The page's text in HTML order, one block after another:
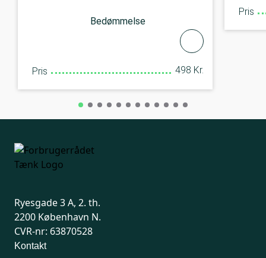
Bedømmelse
Pris 498 Kr.
Pris
Ryesgade 3 A, 2. th.
2200 København N.
CVR-nr: 63870528
Kontakt